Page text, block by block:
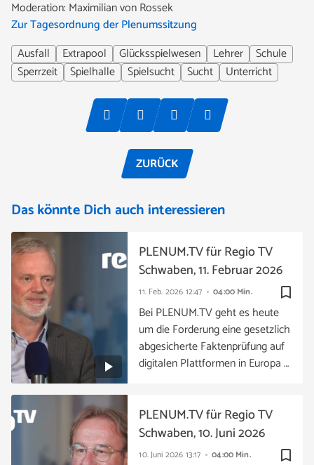
Moderation: Maximilian von Rossek
Zur Tagesordnung der Plenumssitzung
Ausfall
Extrapool Glücksspielwesen Lehrer
Schule
Sperrzeit
Spielhalle Spielsucht Sucht Unterricht
ZURÜCK
Das könnte Dich auch interessieren
bookmark_border
11. Feb. 2026 12:47 04:00 Min.
PLENUM.TV für Regio TV
Schwaben, 11. Februar 2026
Bei PLENUM.TV geht es heute
um die Forderung eine gesetzlich
abgesicherte Faktenprüfung auf
digitalen Plattformen in Europa …
bookmark_border
10. Juni 2026 13:17 04:00 Min.
PLENUM.TV für Regio TV
Schwaben, 10. Juni 2026